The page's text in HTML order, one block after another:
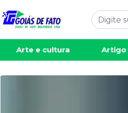
Arte e cultura Artigo